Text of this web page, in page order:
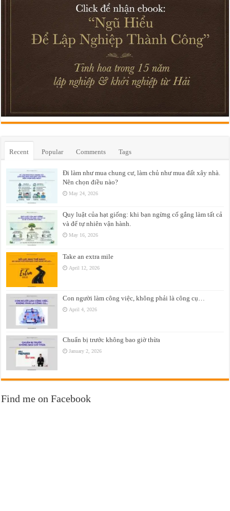
Recent Popular Comments Tags
Đi làm như mua chung cư, làm chủ như mua đất xây nhà.
Nên chọn điều nào?
May 24, 2026
Quy luật của hạt giống: khi bạn ngừng cố gắng làm tất cả
và để tự nhiên vận hành.
May 16, 2026
Take an extra mile
April 12, 2026
Con người làm công việc, không phải là công cụ…
April 4, 2026
Chuẩn bị trước không bao giờ thừa
January 2, 2026
Find me on Facebook